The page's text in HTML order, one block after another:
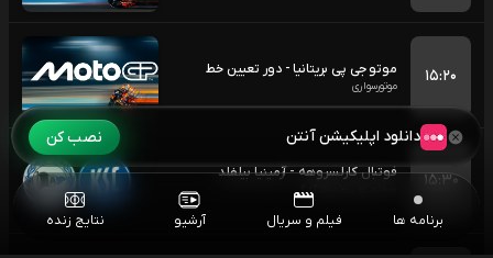
۱۵:۲۰ موتو جی پی بریتانیا - دور تعیین خط
موتورسواری
۱۵:۳۰ فوتبال کارلسروهه - آرمینیا بیلفلد
هفته اول بوندسلیگا 2
برنامه ها فیلم و سریال آرشیو نتایج زنده
دانلود اپلیکیشن آنتن نصب کن